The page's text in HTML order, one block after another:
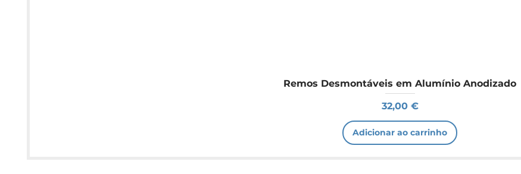
Remos Desmontáveis em Alumínio Anodizado
Preço
32,00 €
Adicionar ao carrinho